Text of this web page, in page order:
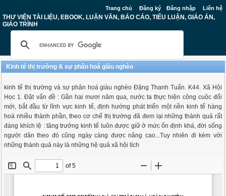
Trang chủ Đăng ký Đăng nhập Liên hệ
THƯ VIỆN TÀI LIỆU, EBOOK, LUẬN VĂN, BÁO CÁO, TIỂU LUẬN, GIÁO ÁN,
GIÁO TRÌNH
Kinh tế thị trường & sự phân hoá giàu nghèo
kinh tế thị trường và sự phân hoá giàu nghèo Đặng Thanh Tuấn. K44. Xã Hội
Học 1. Đặt vấn đề : Gần hai mươi năm qua, nước ta thực hiện công cuộc đổi
mới, bắt đầu từ lĩnh vực kinh tế, định hướng phát triển một nền kinh tế hàng
hoá nhiều thành phần, theo cơ chế thị trường đã đem lại những thành quả rất
đáng khích lệ : tăng trưởng kinh tế luôn được giữ ở mức ổn định khá, đời sống
người dân theo đó cũng ngày càng được nâng cao...Tuy nhiên đi kèm với
những thành quả này là những hệ quả xã hội tích